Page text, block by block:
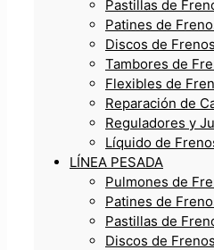
Pastillas de
Patines de
Discos de
Tambores de
Flexibles de
Reparación de
Reguladores y
Líquido de
LÍNEA PESADA
Pulmones de
Patines de
Pastillas de
Discos de